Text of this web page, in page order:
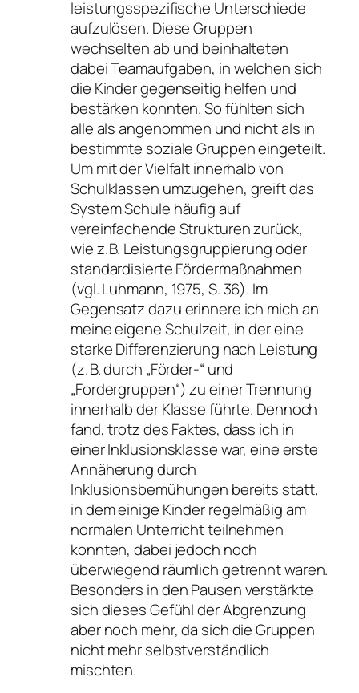
leistungsspezifische Unterschiede
aufzulösen. Diese Gruppen
wechselten ab und beinhalteten
dabei Teamaufgaben, in welchen sich
die Kinder gegenseitig helfen und
bestärken konnten. So fühlten sich
alle als angenommen und nicht als in
bestimmte soziale Gruppen eingeteilt.
Um mit der Vielfalt innerhalb von
Schulklassen umzugehen, greift das
System Schule häufig auf
vereinfachende Strukturen zurück,
wie z. B. Leistungsgruppierung oder
standardisierte Fördermaßnahmen
(vgl. Luhmann, 1975, S. 36). Im
Gegensatz dazu erinnere ich mich an
meine eigene Schulzeit, in der eine
starke Differenzierung nach Leistung
(z. B. durch „Förder-“ und
„Fordergruppen“) zu einer Trennung
innerhalb der Klasse führte. Dennoch
fand, trotz des Faktes, dass ich in
einer Inklusionsklasse war, eine erste
Annäherung durch
Inklusionsbemühungen bereits statt,
in dem einige Kinder regelmäßig am
normalen Unterricht teilnehmen
konnten, dabei jedoch noch
überwiegend räumlich getrennt waren.
Besonders in den Pausen verstärkte
sich dieses Gefühl der Abgrenzung
aber noch mehr, da sich die Gruppen
nicht mehr selbstverständlich
mischten.